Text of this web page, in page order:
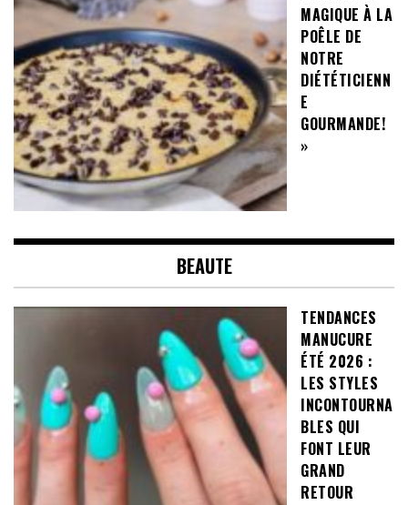
MAGIQUE À LA
POÊLE DE
NOTRE
DIÉTÉTICIENN
E
GOURMANDE!
»
BEAUTE
TENDANCES
MANUCURE
ÉTÉ 2026 :
LES STYLES
INCONTOURNA
BLES QUI
FONT LEUR
GRAND
RETOUR